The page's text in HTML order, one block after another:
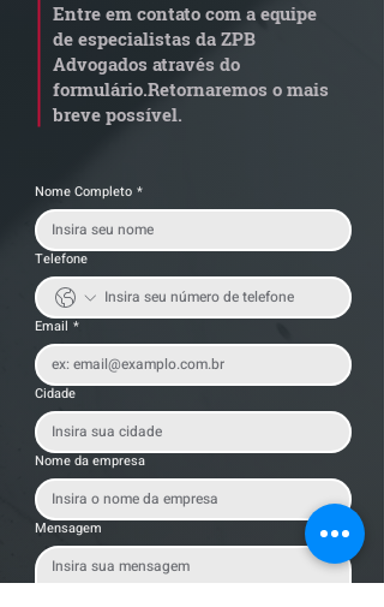
Entre em contato com a equipe
de especialistas da ZPB
Advogados através do
formulário.Retornaremos o mais
breve possível.
Nome Completo *
Telefone
Email *
Cidade
Nome da empresa
Mensagem